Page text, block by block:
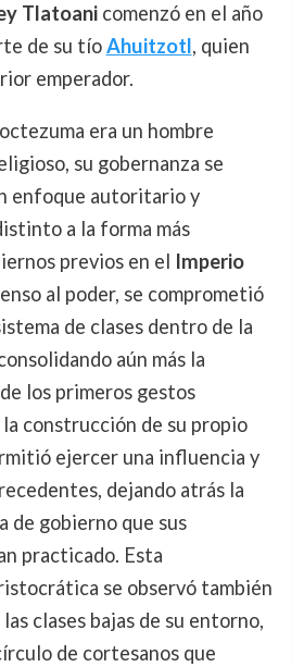
Tlatoanicomenzó en el año
de su tíoAhuitzotl, quien
emperador.
era un hombre
su gobernanza se
enfoque autoritario y
a la forma más
previos en el Imperio
al poder, se comprometió
de clases dentro de la
aún más la
los primeros gestos
construcción de su propio
ejercer una influencia y
dejando atrás la
de gobierno que sus
practicado. Esta
se observó también
clases bajas de su entorno,
de cortesanos que